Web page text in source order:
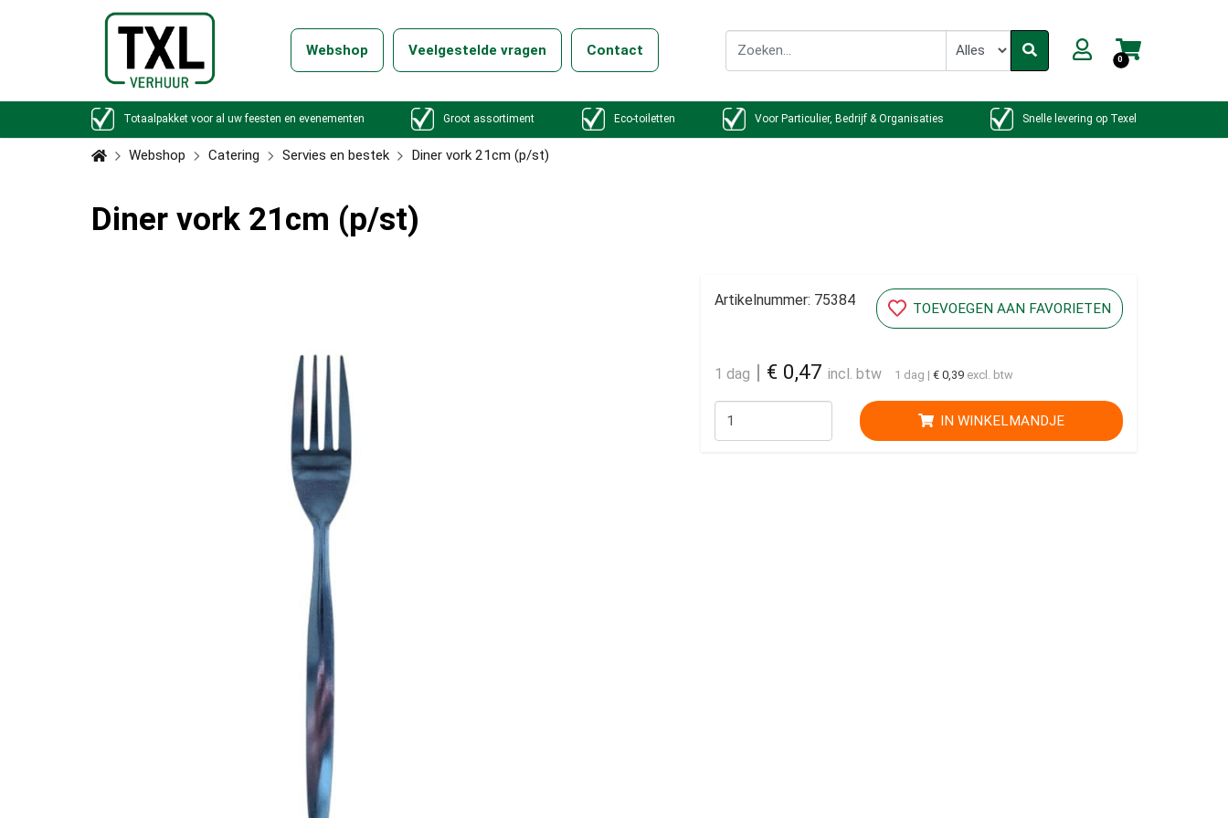
0
Webshop Veelgestelde vragen Contact
Totaalpakket voor al uw feesten en evenementen Groot assortiment Eco-toiletten Voor Particulier, Bedrijf & Organisaties Snelle levering op Texel
Webshop Catering Servies en bestek Diner vork 21cm (p/st)
Diner vork 21cm (p/st)
Artikelnummer: 75384
1 dag | € 0,47 incl. btw 1 dag | € 0,39 excl. btw
IN WINKELMANDJE
TOEVOEGEN AAN FAVORIETEN